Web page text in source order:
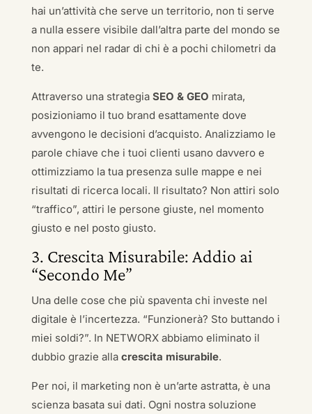
hai un’attività che serve un territorio, non ti serve
a nulla essere visibile dall’altra parte del mondo se
non appari nel radar di chi è a pochi chilometri da
te.
Attraverso una strategia SEO & GEO mirata,
posizioniamo il tuo brand esattamente dove
avvengono le decisioni d’acquisto. Analizziamo le
parole chiave che i tuoi clienti usano davvero e
ottimizziamo la tua presenza sulle mappe e nei
risultati di ricerca locali. Il risultato? Non attiri solo
“traffico”, attiri le persone giuste, nel momento
giusto e nel posto giusto.
3. Crescita Misurabile: Addio ai
“Secondo Me”
Una delle cose che più spaventa chi investe nel
digitale è l’incertezza. “Funzionerà? Sto buttando i
miei soldi?”. In NETWORX abbiamo eliminato il
dubbio grazie alla crescita misurabile.
Per noi, il marketing non è un’arte astratta, è una
scienza basata sui dati. Ogni nostra soluzione